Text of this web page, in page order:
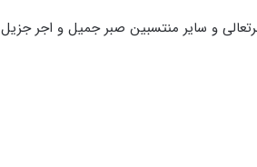
و سایر منتسبین صبر جمیل و اجر جزیل